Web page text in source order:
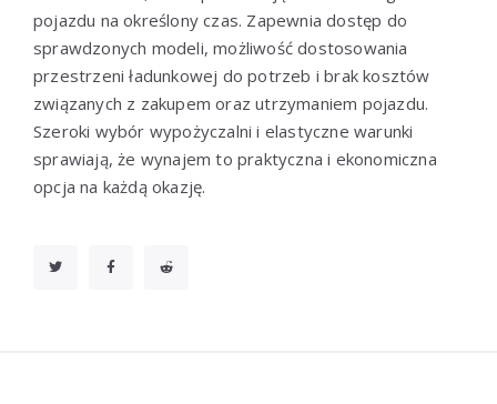
pojazdu na określony czas. Zapewnia dostęp do
sprawdzonych modeli, możliwość dostosowania
przestrzeni ładunkowej do potrzeb i brak kosztów
związanych z zakupem oraz utrzymaniem pojazdu.
Szeroki wybór wypożyczalni i elastyczne warunki
sprawiają, że wynajem to praktyczna i ekonomiczna
opcja na każdą okazję.